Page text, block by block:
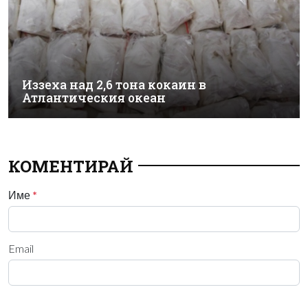
Иззеха над 2,6 тона кокаин в
Атлантическия океан
КОМЕНТИРАЙ
Име *
Email